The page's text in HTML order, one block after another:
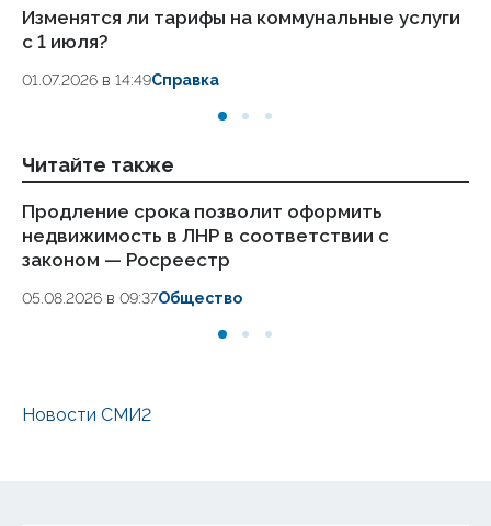
Изменятся ли тарифы на коммунальные услуги
с 1 июля?
01.07.2026 в 14:49Справка
Читайте также
Продление срока позволит оформить
недвижимость в ЛНР в соответствии с
законом — Росреестр
05.08.2026 в 09:37Общество
Новости СМИ2